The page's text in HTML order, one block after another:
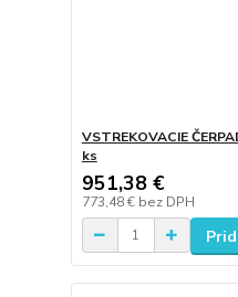
VSTREKOVACIE
ks
951,38 €
773,48 € bez DPH